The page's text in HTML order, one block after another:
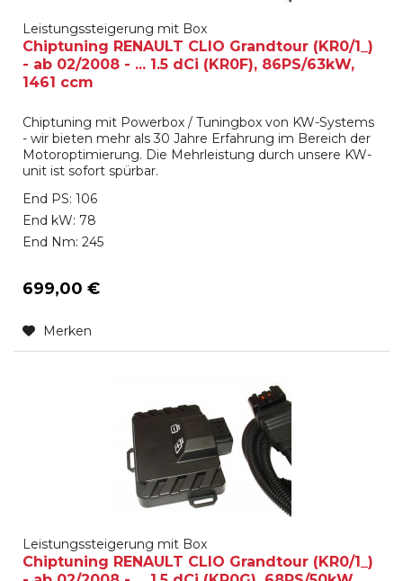
Leistungssteigerung mit Box
Chiptuning RENAULT CLIO Grandtour (KR0/1_)
- ab 02/2008 - ... 1.5 dCi (KR0F), 86PS/63kW,
1461 ccm
Chiptuning mit Powerbox / Tuningbox von KW-Systems
- wir bieten mehr als 30 Jahre Erfahrung im Bereich der
Motoroptimierung. Die Mehrleistung durch unsere KW-
unit ist sofort spürbar.
End PS: 106
End kW: 78
End Nm: 245
699,00 €
Merken
Leistungssteigerung mit Box
Chiptuning RENAULT CLIO Grandtour (KR0/1_)